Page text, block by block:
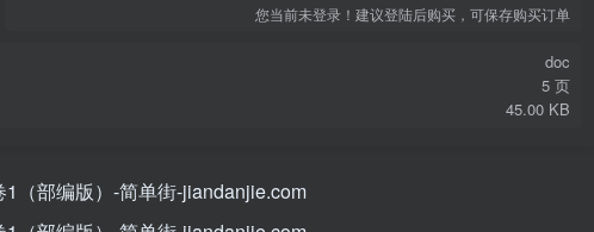
您当前未登录！建议登陆后购买，可保存购买订单
doc
5 页
45.00 KB